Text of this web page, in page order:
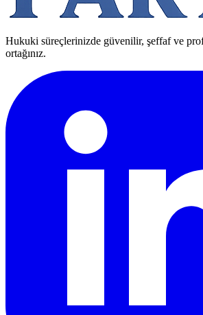
Hukuki süreçlerinizde güvenilir, şeffaf ve
ortağınız.